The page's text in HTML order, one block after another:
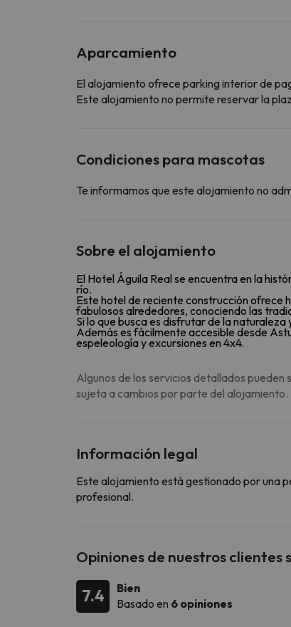
Aparcamiento
El alojamiento ofrece parking interior de
Este alojamiento no permite reservar la
Condiciones para mascotas
Te informamos que este alojamiento no
Sobre el alojamiento
El Hotel Águila Real se encuentra en la
río.
Este hotel de reciente construcción ofrece
fabulosos alrededores, conociendo las
Si lo que busca es disfrutar de la
Además es fácilmente accesible desde
espeleología y excursiones en 4x4.
Algunos de los servicios detallados
sujeta a cambios por parte del
Información legal
Este alojamiento está gestionado por una
profesional.
Opiniones de nuestros clientes
7.4
Bien
Basado en 6 opiniones